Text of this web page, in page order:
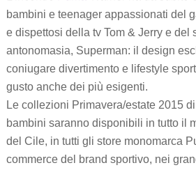
bambini e teenager appassionati del
e dispettosi della tv Tom & Jerry e del
antonomasia, Superman: il design
coniugare divertimento e lifestyle
gusto anche dei più esigenti.
Le collezioni Primavera/estate 2015
bambini saranno disponibili in tutto il
del Cile, in tutti gli store monomarca
commerce del brand sportivo, nei